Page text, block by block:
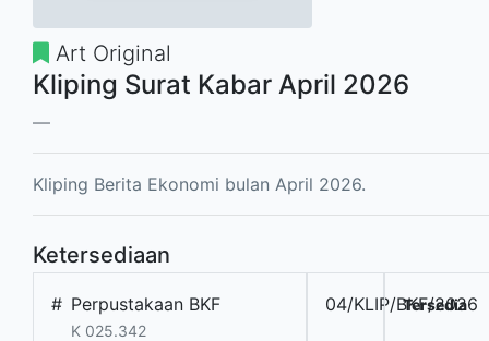
Art Original
Kliping Surat Kabar April 2026
Kliping Berita Ekonomi bulan April 2026.
Ketersediaan
# Perpustakaan BKF
K 025.342
04/KLIP/BKF/2026
Tersedia